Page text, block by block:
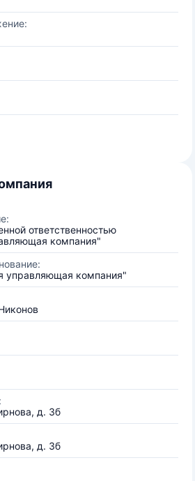
ответственностью
компания"
управляющая компания"
д. 3б
д. 3б